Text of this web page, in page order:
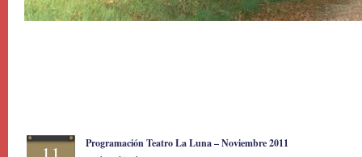
Programación Teatro La Luna – Noviembre 2011